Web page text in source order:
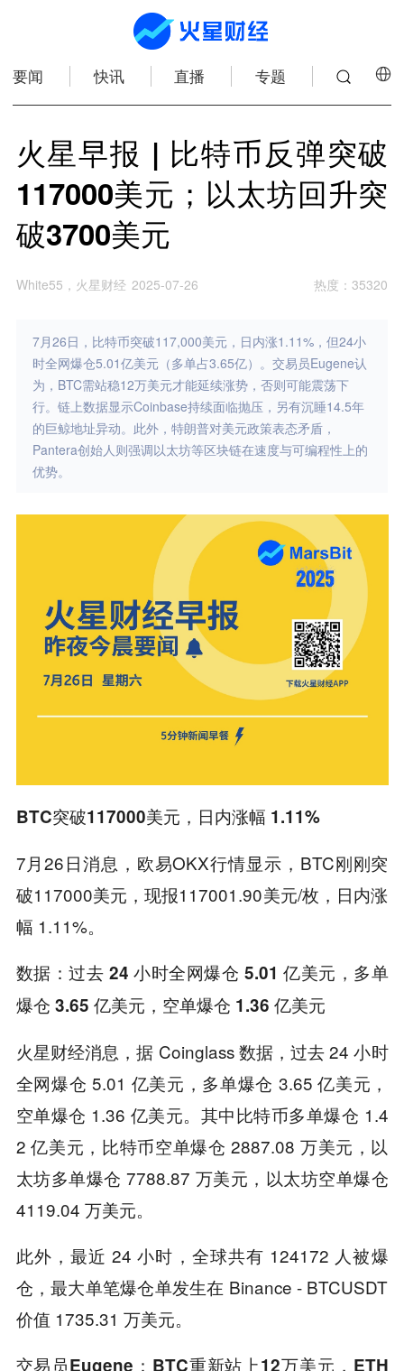
要闻 快讯 直播 专题
火星早报 | 比特币反弹突破
117000美元；以太坊回升突
破3700美元
White55，火星财经 2025-07-26 热度 ：35320
7月26日，比特币突破117,000美元，日内涨1.11%，但24小
时全网爆仓5.01亿美元（多单占3.65亿）。交易员Eugene认
为，BTC需站稳12万美元才能延续涨势，否则可能震荡下
行。链上数据显示Coinbase持续面临抛压，另有沉睡14.5年
的巨鲸地址异动。此外，特朗普对美元政策表态矛盾，
Pantera创始人则强调以太坊等区块链在速度与可编程性上的
优势。
BTC突破117000美元，日内涨幅 1.11%
7月26日消息，欧易OKX行情显示，BTC刚刚突
破117000美元，现报117001.90美元/枚，日内涨
幅 1.11%。
数据：过去 24 小时全网爆仓 5.01 亿美元，多单
爆仓 3.65 亿美元，空单爆仓 1.36 亿美元
火星财经消息，据 Coinglass 数据，过去 24 小时
全网爆仓 5.01 亿美元，多单爆仓 3.65 亿美元，
空单爆仓 1.36 亿美元。其中比特币多单爆仓 1.4
2 亿美元，比特币空单爆仓 2887.08 万美元，以
太坊多单爆仓 7788.87 万美元，以太坊空单爆仓
4119.04 万美元。
此外，最近 24 小时，全球共有 124172 人被爆
仓，最大单笔爆仓单发生在 Binance - BTCUSDT
价值 1735.31 万美元。
交易员Eugene：BTC重新站上12万美元，ETH